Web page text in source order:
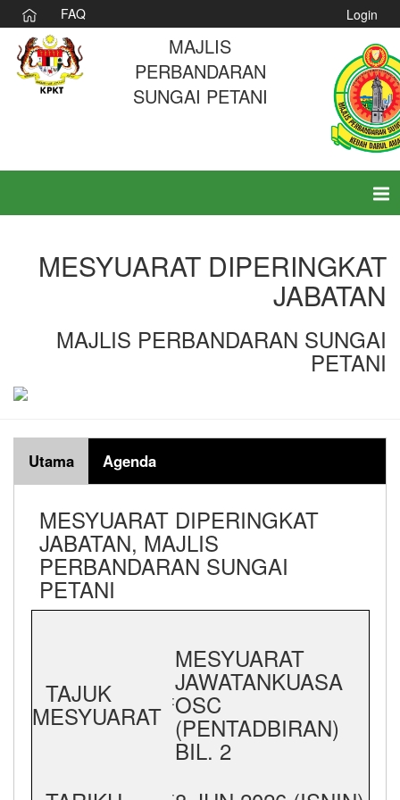
FAQ Login
MAJLIS
PERBANDARAN
SUNGAI PETANI
MESYUARAT DIPERINGKAT
JABATAN
MAJLIS PERBANDARAN SUNGAI
PETANI
Utama Agenda
MESYUARAT DIPERINGKAT
JABATAN, MAJLIS
PERBANDARAN SUNGAI
PETANI
TAJUK
MESYUARAT :
MESYUARAT
JAWATANKUASA
OSC
(PENTADBIRAN)
BIL. 2